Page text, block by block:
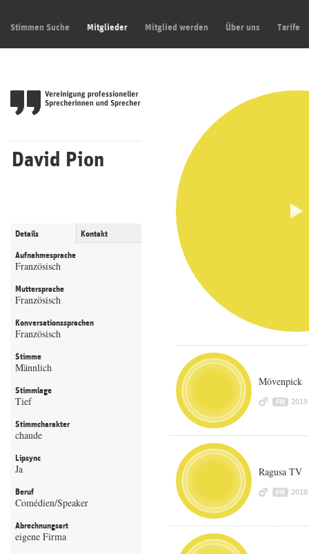
Stimmen Suche Mitglieder Mitglied werden Über uns Tarife
David Pion
Details Kontakt
Aufnahmesprache
Französisch
Muttersprache
Französisch
Konversationssprachen
Französisch
Stimme
Männlich
Stimmlage
Tief
Stimmcharakter
chaude
Lipsync
Ja
Beruf
Comédien/Speaker
Abrechnungsart
eigene Firma
Mövenpick
FR 2019
Ragusa TV
FR 2018